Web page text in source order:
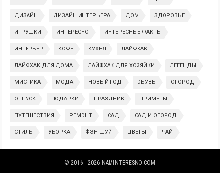
ДИЗАЙН ДИЗАЙН ИНТЕРЬЕРА ДОМ ЗДОРОВЬЕ
ИГРУШКИ ИНТЕРЕСНО ИНТЕРЕСНЫЕ ФАКТЫ
ИНТЕРЬЕР КОФЕ КУХНЯ ЛАЙФХАК
ЛАЙФХАК ДЛЯ ДОМА ЛАЙФХАК ДЛЯ ХОЗЯЙКИ ЛЕГЕНДЫ
МИСТИКА МОДА НОВЫЙ ГОД ОБУВЬ ОГОРОД
ОТПУСК ПОДАРКИ ПРАЗДНИК ПРИМЕТЫ
ПУТЕШЕСТВИЯ РЕМОНТ САД САД И ОГОРОД
СТИЛЬ УБОРКА ФЭН-ШУЙ ЦВЕТЫ ЧАЙ
© 2016 - 2026 NAMINTERESNO.COM